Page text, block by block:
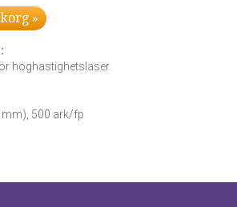
»
höghastighetslaser.
mm), 500 ark/fp